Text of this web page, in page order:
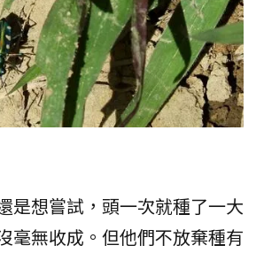
是想嘗試，頭一次就種了一大
毫無收成。但他們不放棄種有